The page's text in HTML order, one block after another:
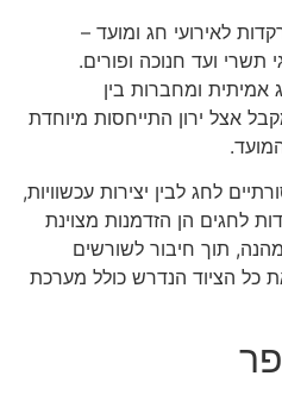
לאירועי חג ומועד –
תשרי ועד חנוכה ופורים.
אמיתית ומחברות בין
אצל ירון התייחסות מיוחדת
לחג לבין יצירות עכשוויות,
לחגים הן הזדמנות מצוינת
תוך חיבור לשורשים
כל הציוד הנדרש כולל מערכת